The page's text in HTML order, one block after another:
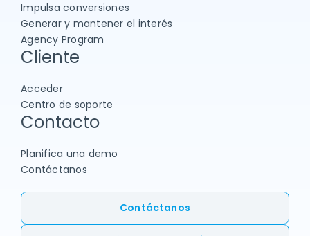
Contáctanos
Impulsa conversiones
Generar y mantener el interés
Agency Program
Cliente
Acceder
Centro de soporte
Contacto
Planifica una demo
Contáctanos